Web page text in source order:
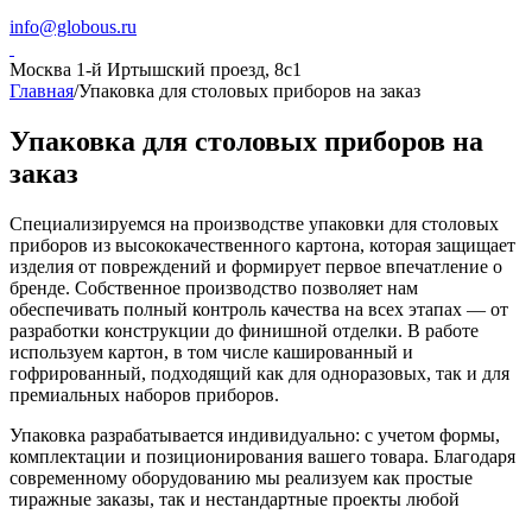
info@globous.ru
Москва 1-й Иртышский проезд, 8с1
Главная/Упаковка для столовых приборов на заказ
Упаковка для столовых приборов на
заказ
Специализируемся на производстве упаковки для столовых
приборов из высококачественного картона, которая защищает
изделия от повреждений и формирует первое впечатление о
бренде. Собственное производство позволяет нам
обеспечивать полный контроль качества на всех этапах — от
разработки конструкции до финишной отделки. В работе
используем картон, в том числе кашированный и
гофрированный, подходящий как для одноразовых, так и для
премиальных наборов приборов.
Упаковка разрабатывается индивидуально: с учетом формы,
комплектации и позиционирования вашего товара. Благодаря
современному оборудованию мы реализуем как простые
тиражные заказы, так и нестандартные проекты любой